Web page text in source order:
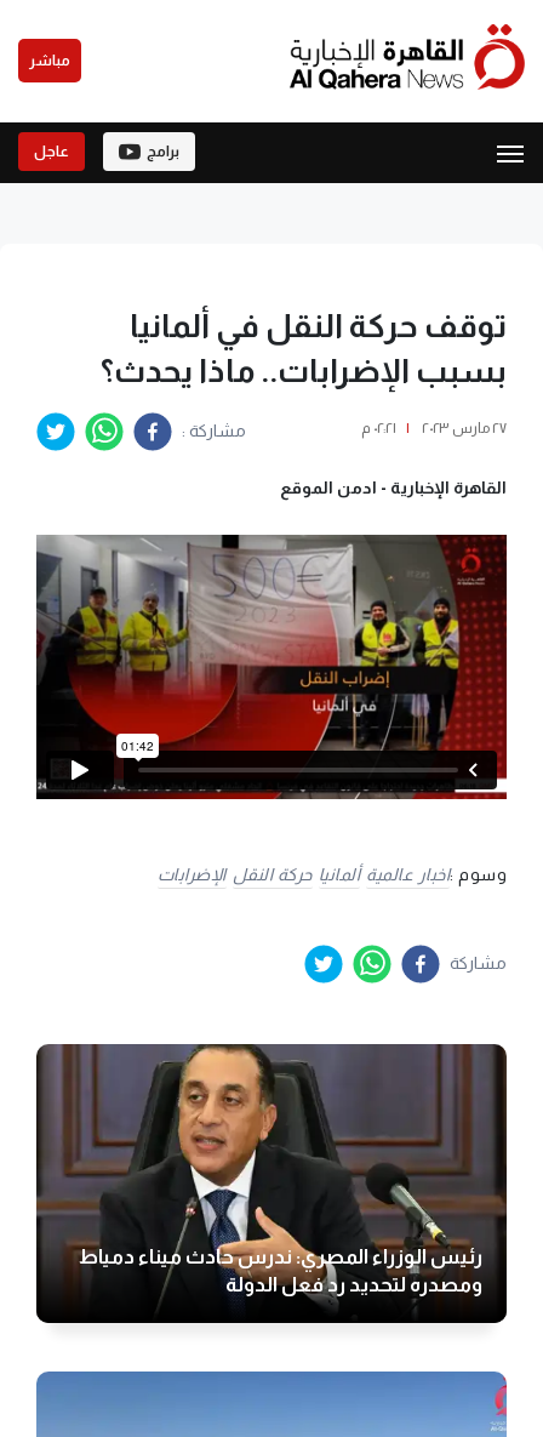
مباشر
برامج عاجل
توقف حركة النقل في ألمانيا
بسبب الإضرابات.. ماذا يحدث؟
٢٧ مارس ٢٠٢٣ | ٠٢:٢١ م مشاركة :
القاهرة الإخبارية - ادمن الموقع
وسوم :اخبار عالمية ألمانيا حركة النقل الإضرابات
مشاركة
رئيس الوزراء المصري: ندرس حادث ميناء دمياط
ومصدره لتحديد رد فعل الدولة